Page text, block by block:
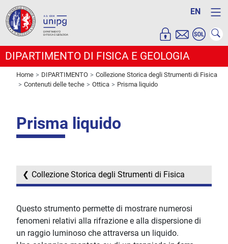
EN
DIPARTIMENTO DI FISICA E GEOLOGIA
Home DIPARTIMENTO
Collezione Storica degli Strumenti di Fisica
Contenuti delle teche
Ottica Prisma liquido
Prisma liquido
Collezione Storica degli Strumenti di Fisica
Questo strumento permette di mostrare numerosi
fenomeni relativi alla rifrazione e alla dispersione di
un raggio luminoso che attraversa un liquido.